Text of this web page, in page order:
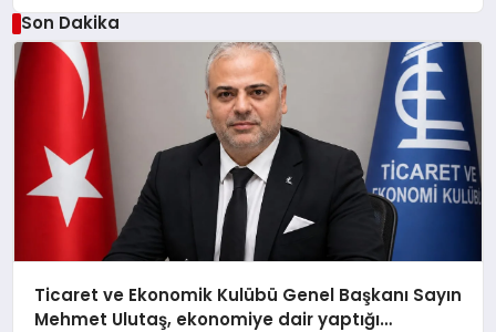
Son Dakika
Ticaret ve Ekonomik Kulübü Genel Başkanı Sayın
Mehmet Ulutaş, ekonomiye dair yaptığı